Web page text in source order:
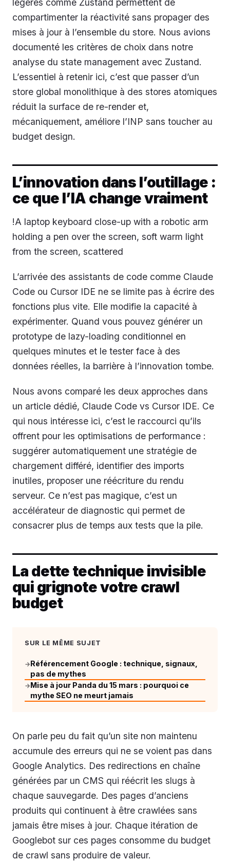
légères comme Zustand permettent de
compartimenter la réactivité sans propager des
mises à jour à l’ensemble du store. Nous avions
documenté les critères de choix dans notre
analyse du state management avec Zustand.
L’essentiel à retenir ici, c’est que passer d’un
store global monolithique à des stores atomiques
réduit la surface de re-render et,
mécaniquement, améliore l’INP sans toucher au
budget design.
L’innovation dans l’outillage :
ce que l’IA change vraiment
!A laptop keyboard close-up with a robotic arm
holding a pen over the screen, soft warm light
from the screen, scattered
L’arrivée des assistants de code comme Claude
Code ou Cursor IDE ne se limite pas à écrire des
fonctions plus vite. Elle modifie la capacité à
expérimenter. Quand vous pouvez générer un
prototype de lazy-loading conditionnel en
quelques minutes et le tester face à des
données réelles, la barrière à l’innovation tombe.
Nous avons comparé les deux approches dans
un article dédié, Claude Code vs Cursor IDE. Ce
qui nous intéresse ici, c’est le raccourci qu’ils
offrent pour les optimisations de performance :
suggérer automatiquement une stratégie de
chargement différé, identifier des imports
inutiles, proposer une réécriture du rendu
serveur. Ce n’est pas magique, c’est un
accélérateur de diagnostic qui permet de
consacrer plus de temps aux tests que la pile.
La dette technique invisible
qui grignote votre crawl
budget
SUR LE MÊME SUJET
→Référencement Google : technique, signaux,
pas de mythes
→Mise à jour Panda du 15 mars : pourquoi ce
mythe SEO ne meurt jamais
On parle peu du fait qu’un site non maintenu
accumule des erreurs qui ne se voient pas dans
Google Analytics. Des redirections en chaîne
générées par un CMS qui réécrit les slugs à
chaque sauvegarde. Des pages d’anciens
produits qui continuent à être crawlées sans
jamais être mises à jour. Chaque itération de
Googlebot sur ces pages consomme du budget
de crawl sans produire de valeur.